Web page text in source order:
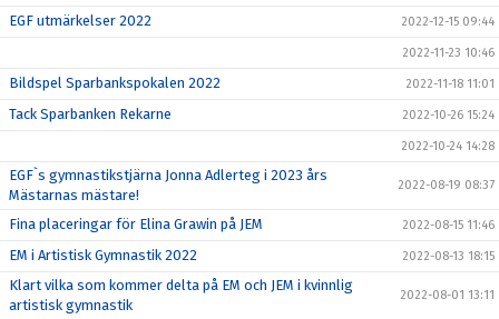
EGF utmärkelser 2022 2022-12-15 09:44
2022-11-23 10:46
Bildspel Sparbankspokalen 2022 2022-11-18 11:01
Tack Sparbanken Rekarne 2022-10-26 15:24
2022-10-24 14:28
EGF`s gymnastikstjärna Jonna Adlerteg i 2023 års
Mästarnas mästare!
2022-08-19 08:37
Fina placeringar för Elina Grawin på JEM 2022-08-15 11:46
EM i Artistisk Gymnastik 2022 2022-08-13 18:15
Klart vilka som kommer delta på EM och JEM i kvinnlig
artistisk gymnastik
2022-08-01 13:11